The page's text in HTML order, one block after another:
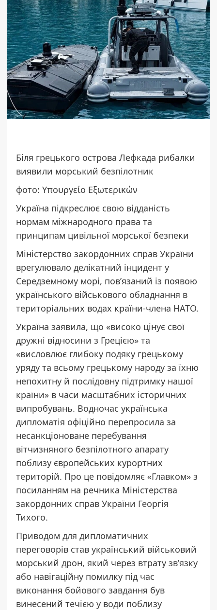
Біля грецького острова Лефкада рибалки
виявили морський безпілотник
фото: Υπουργείο Εξωτερικών
Україна підкреслює свою відданість
нормам міжнародного права та
принципам цивільної морської безпеки
Міністерство закордонних справ України
врегулювало делікатний інцидент у
Середземному морі, пов’язаний із появою
українського військового обладнання в
територіальних водах країни-члена НАТО.
Україна заявила, що «високо цінує свої
дружні відносини з Грецією» та
«висловлює глибоку подяку грецькому
уряду та всьому грецькому народу за їхню
непохитну й послідовну підтримку нашої
країни» в часи масштабних історичних
випробувань. Водночас українська
дипломатія офіційно перепросила за
несанкціоноване перебування
вітчизняного безпілотного апарату
поблизу європейських курортних
територій. Про це повідомляє «Главком» з
посиланням на речника Міністерства
закордонних справ України Георгія
Тихого.
Приводом для дипломатичних
переговорів став український військовий
морський дрон, який через втрату зв’язку
або навігаційну помилку під час
виконання бойового завдання був
винесений течією у води поблизу